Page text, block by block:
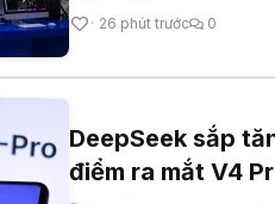
26 phút trước 0
DeepSeek sắp
điểm ra mắt V4